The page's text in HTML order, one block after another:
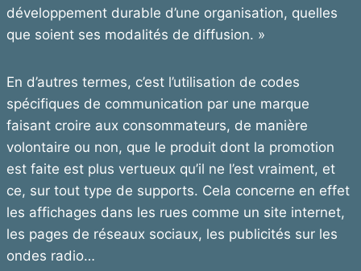
développement durable d’une organisation, quelles
que soient ses modalités de diffusion. »
En d’autres termes, c’est l’utilisation de codes
spécifiques de communication par une marque
faisant croire aux consommateurs, de manière
volontaire ou non, que le produit dont la promotion
est faite est plus vertueux qu’il ne l’est vraiment, et
ce, sur tout type de supports. Cela concerne en effet
les affichages dans les rues comme un site internet,
les pages de réseaux sociaux, les publicités sur les
ondes radio…